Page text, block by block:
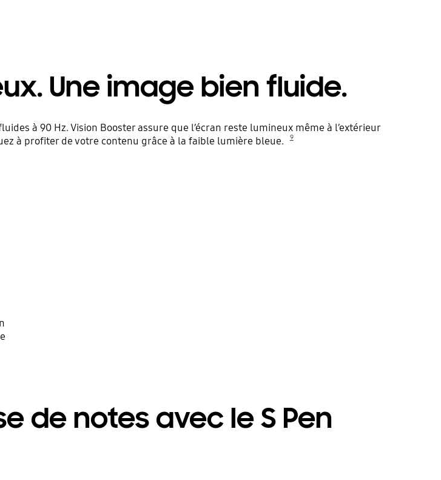
Une image bien fluide.
à 90 Hz. Vision Booster assure que l’écran reste lumineux même à l’extérieur
à profiter de votre contenu grâce à la faible lumière bleue.
9
de notes avec le S Pen